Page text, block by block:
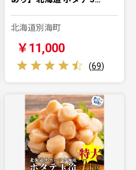
北海道別海町
￥11,000
(69)